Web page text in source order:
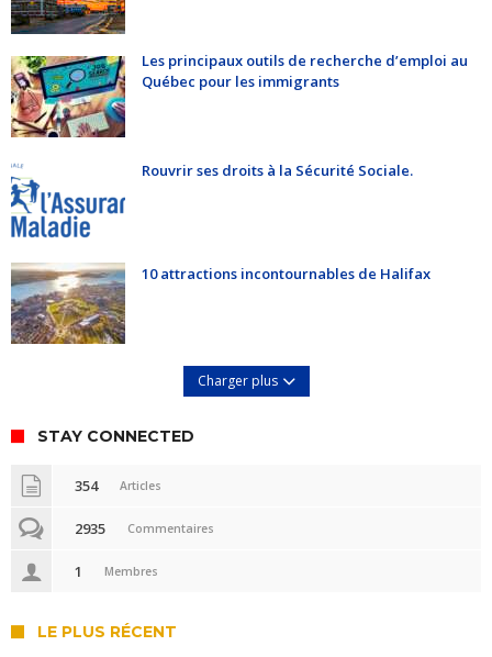
Les principaux outils de recherche d’emploi au
Québec pour les immigrants
Rouvrir ses droits à la Sécurité Sociale.
10 attractions incontournables de Halifax
Charger plus
STAY CONNECTED
354 Articles
2935 Commentaires
1 Membres
LE PLUS RÉCENT